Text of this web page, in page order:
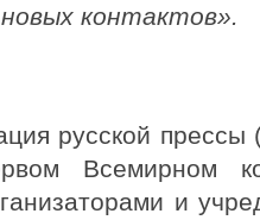
контактов».
русской
Всемирном
и